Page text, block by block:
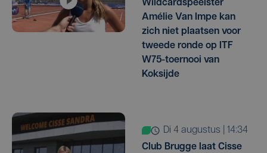
Wildcardspeelster
Amélie Van Impe kan
zich niet plaatsen voor
tweede ronde op ITF
W75-toernooi van
Koksijde
di 4 augustus | 14:34
Club Brugge laat Cisse